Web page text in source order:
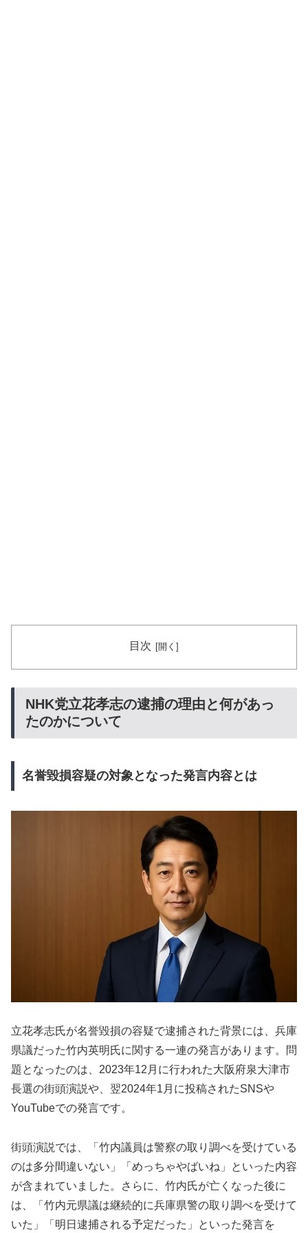
目次
NHK党立花孝志の逮捕の理由と何があっ
たのかについて
名誉毀損容疑の対象となった発言内容とは
立花孝志氏が名誉毀損の容疑で逮捕された背景には、兵庫
県議だった竹内英明氏に関する一連の発言があります。問
題となったのは、2023年12月に行われた大阪府泉大津市
長選の街頭演説や、翌2024年1月に投稿されたSNSや
YouTubeでの発言です。
街頭演説では、「竹内議員は警察の取り調べを受けている
のは多分間違いない」「めっちゃやばいね」といった内容
が含まれていました。さらに、竹内氏が亡くなった後に
は、「竹内元県議は継続的に兵庫県警の取り調べを受けて
いた」「明日逮捕される予定だった」といった発言を